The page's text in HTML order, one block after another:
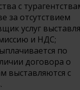
с
за отсутствием
услуг
и НДС;
по
договора о
выставляются с